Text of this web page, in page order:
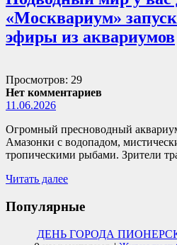
«Москвариум»
эфиры из аквариумов
Просмотров: 29
Нет комментариев
11.06.2026
Огромный пресноводный
Амазонки с водопадом,
тропическими рыбами. Зрители
Читать далее
Популярные
ДЕНЬ ГОРОДА